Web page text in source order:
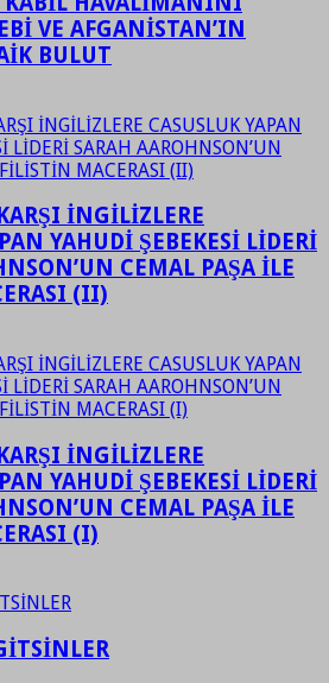
VE AFGANİSTAN’IN
BULUT
İNGİLİZLERE
YAHUDİ ŞEBEKESİ LİDERİ
CEMAL PAŞA İLE
(II)
İNGİLİZLERE
YAHUDİ ŞEBEKESİ LİDERİ
CEMAL PAŞA İLE
(I)